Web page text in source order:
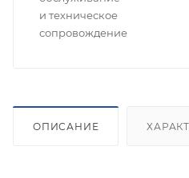
и техническое
сопровождение
ОПИСАНИЕ